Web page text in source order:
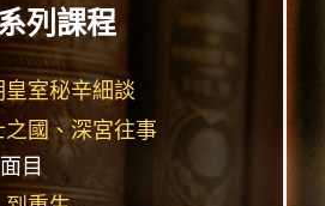
系列課程
皇室秘辛細談
之國、深宮往事
目